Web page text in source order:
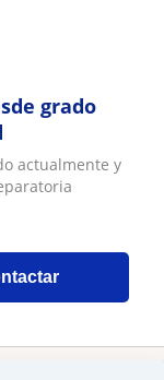
grado
actualmente y